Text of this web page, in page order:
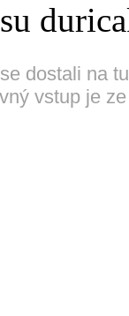
dostali na
vstup je